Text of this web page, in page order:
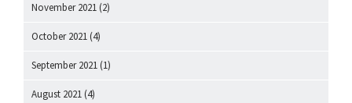
November 2021 (2)
October 2021 (4)
September 2021 (1)
August 2021 (4)